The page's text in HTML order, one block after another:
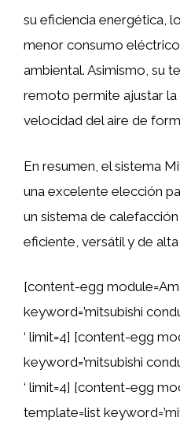
su eficiencia energética,
menor consumo
ambiental. Asimismo, su
remoto permite ajustar
velocidad del aire de
En resumen, el sistema
una excelente elección
un sistema de
eficiente, versátil y de alta
[content-egg
keyword=’mitsubishi
‘ limit=4] [content-egg
keyword=’mitsubishi
‘ limit=4] [content-egg
template=list